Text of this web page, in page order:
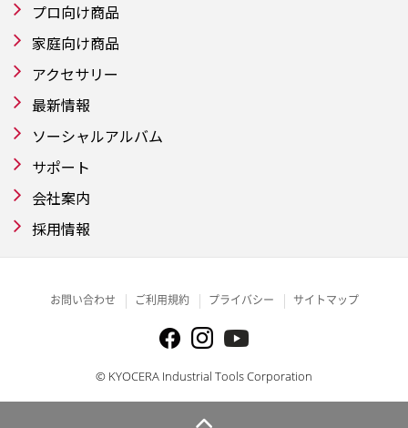
プロ向け商品
家庭向け商品
アクセサリー
最新情報
ソーシャルアルバム
サポート
会社案内
採用情報
お問い合わせ ご利用規約 プライバシー サイトマップ
© KYOCERA Industrial Tools Corporation